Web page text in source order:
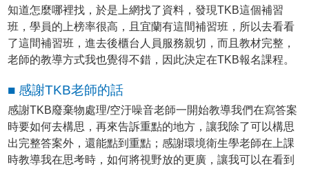
知道怎麼哪裡找，於是上網找了資料，發現TKB這個補習
班，學員的上榜率很高，且宜蘭有這間補習班，所以去看看
了這間補習班，進去後櫃台人員服務親切，而且教材完整，
老師的教導方式我也覺得不錯，因此決定在TKB報名課程。
■ 感謝TKB老師的話
感謝TKB廢棄物處理/空汙噪音老師一開始教導我們在寫答案
時要如何去構思，再來告訴重點的地方，讓我除了可以構思
出完整答案外，還能點到重點；感謝環境衛生學老師在上課
時教導我在思考時，如何將視野放的更廣，讓我可以在看到